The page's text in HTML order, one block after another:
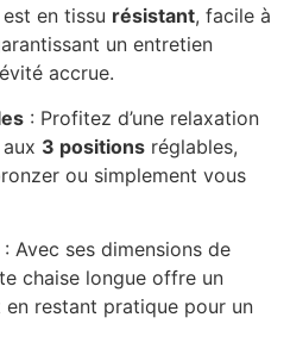
en tissu résistant, facile à
un entretien
accrue.
: Profitez d’une relaxation
3 positions réglables,
ou simplement vous
: Avec ses dimensions de
chaise longue offre un
restant pratique pour un